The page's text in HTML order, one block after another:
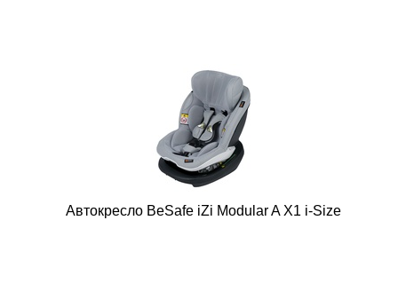
Автокресло BeSafe iZi Modular A X1 i-Size